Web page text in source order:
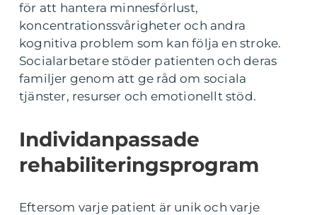
för att hantera minnesförlust,
koncentrationssvårigheter och andra
kognitiva problem som kan följa en stroke.
Socialarbetare stöder patienten och deras
familjer genom att ge råd om sociala
tjänster, resurser och emotionellt stöd.
Individanpassade
rehabiliteringsprogram
Eftersom varje patient är unik och varje